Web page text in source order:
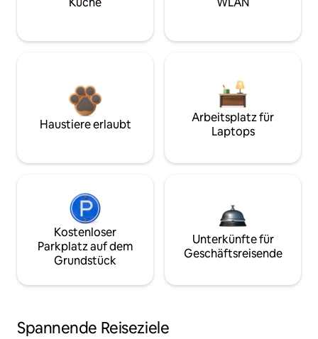
Haustiere erlaubt
Arbeitsplatz für
Laptops
Kostenloser
Parkplatz auf dem
Grundstück
Unterkünfte für
Geschäftsreisende
Spannende Reiseziele